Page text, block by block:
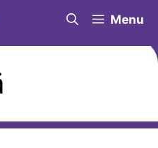
Menu